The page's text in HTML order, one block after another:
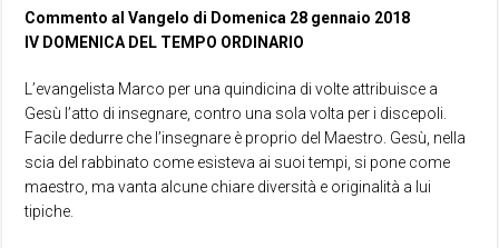
Commento al Vangelo di Domenica 28 gennaio 2018
IV DOMENICA DEL TEMPO ORDINARIO
L’evangelista Marco per una quindicina di volte attribuisce a
Gesù l’atto di insegnare, contro una sola volta per i discepoli.
Facile dedurre che l’insegnare è proprio del Maestro. Gesù, nella
scia del rabbinato come esisteva ai suoi tempi, si pone come
maestro, ma vanta alcune chiare diversità e originalità a lui
tipiche.